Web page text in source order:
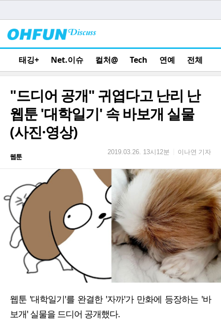
태깅+ Net.이슈 컬처@ Tech 연예 전체
"드디어 공개" 귀엽다고 난리 난
웹툰 '대학일기' 속 바보개 실물
(사진·영상)
웹툰
2019.03.26. 13시12분 이나연 기자
웹툰 '대학일기'를 완결한 '자까'가 만화에 등장하는 '바
보개' 실물을 드디어 공개했다.